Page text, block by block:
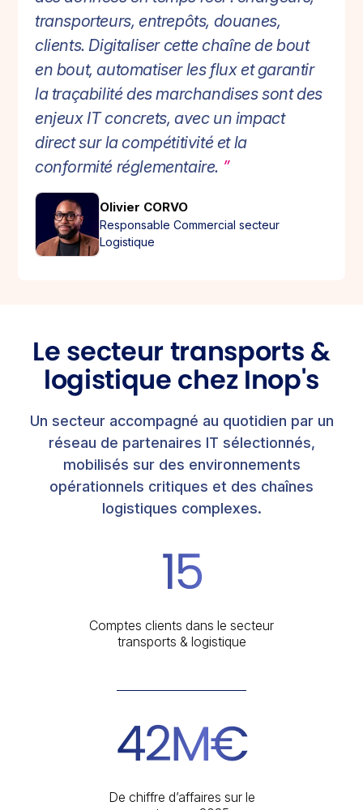
transporteurs, entrepôts, douanes,
clients. Digitaliser cette chaîne de bout
en bout, automatiser les flux et garantir
la traçabilité des marchandises sont des
enjeux IT concrets, avec un impact
direct sur la compétitivité et la
conformité réglementaire. ”
Olivier CORVO
Responsable Commercial secteur
Logistique
Le secteur transports &
logistique chez Inop's
Un secteur accompagné au quotidien par un
réseau de partenaires IT sélectionnés,
mobilisés sur des environnements
opérationnels critiques et des chaînes
logistiques complexes.
15
Comptes clients dans le secteur
transports & logistique
42M€
De chiffre d’affaires sur le